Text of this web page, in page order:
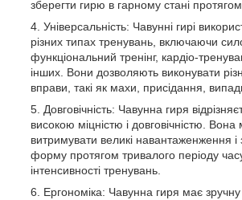
зберегти гирю в гарному стані
Універсальність: Чавунні гирі
різних типах тренувань, включаючи
функціональний тренінг, кардіо-
інших. Вони дозволяють виконувати
вправи, такі як махи, присідання,
Довговічність: Чавунна гиря
високою міцністю і довговічністю.
витримувати великі навантаженження і
форму протягом тривалого періоду
інтенсивності тренувань.
Ергономіка: Чавунна гиря має зручну